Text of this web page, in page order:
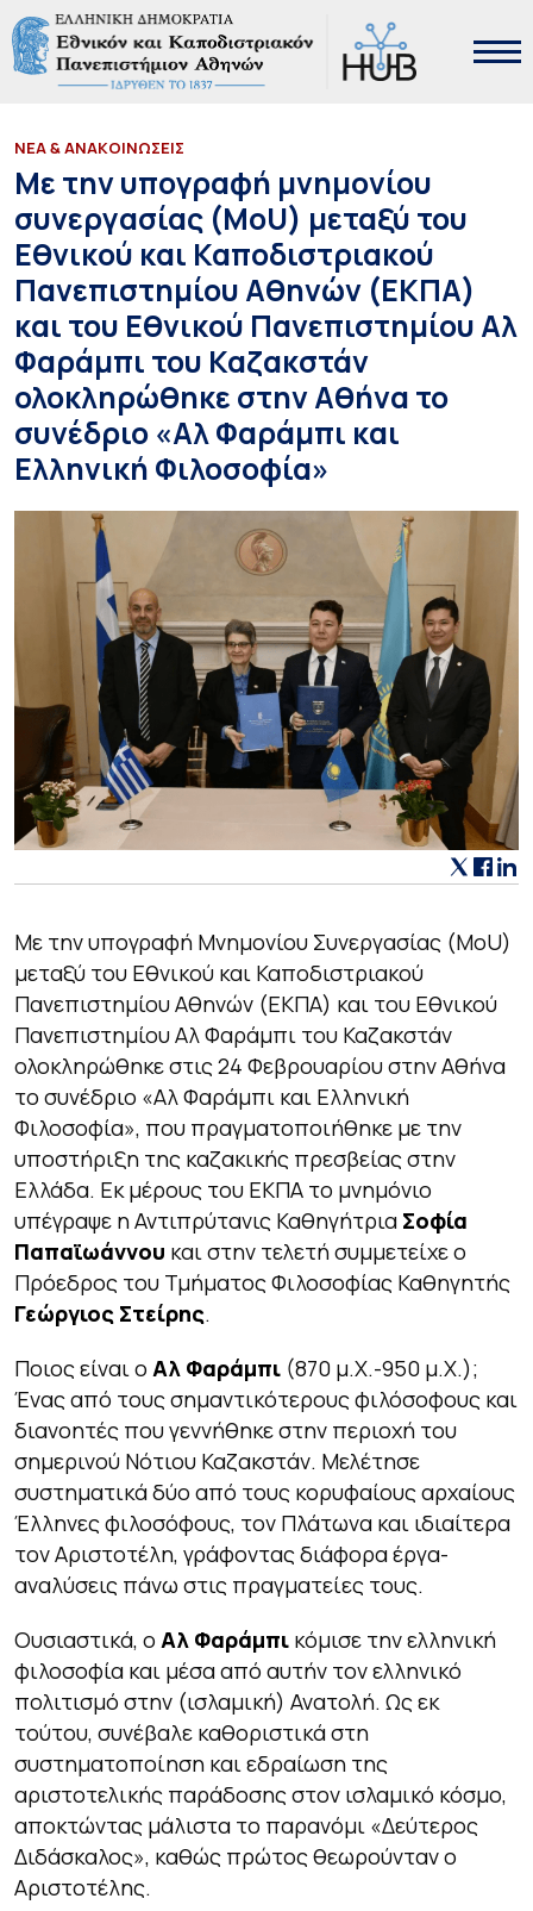
ΝΕΑ & ΑΝΑΚΟΙΝΩΣΕΙΣ
Με την υπογραφή μνημονίου
συνεργασίας (MoU) μεταξύ του
Εθνικού και Καποδιστριακού
Πανεπιστημίου Αθηνών (ΕΚΠΑ)
και του Εθνικού Πανεπιστημίου Αλ
Φαράμπι του Καζακστάν
ολοκληρώθηκε στην Αθήνα το
συνέδριο «Αλ Φαράμπι και
Ελληνική Φιλοσοφία»
Με την υπογραφή Μνημονίου Συνεργασίας (MoU)
μεταξύ του Εθνικού και Καποδιστριακού
Πανεπιστημίου Αθηνών (ΕΚΠΑ) και του Εθνικού
Πανεπιστημίου Αλ Φαράμπι του Καζακστάν
ολοκληρώθηκε στις 24 Φεβρουαρίου στην Αθήνα
το συνέδριο «Αλ Φαράμπι και Ελληνική
Φιλοσοφία», που πραγματοποιήθηκε με την
υποστήριξη της καζακικής πρεσβείας στην
Ελλάδα. Εκ μέρους του ΕΚΠΑ το μνημόνιο
υπέγραψε η Αντιπρύτανις Καθηγήτρια Σοφία
Παπαϊωάννου και στην τελετή συμμετείχε ο
Πρόεδρος του Τμήματος Φιλοσοφίας Καθηγητής
Γεώργιος Στείρης.
Ποιος είναι ο Αλ Φαράμπι (870 μ.Χ.-950 μ.Χ.);
Ένας από τους σημαντικότερους φιλόσοφους και
διανοητές που γεννήθηκε στην περιοχή του
σημερινού Νότιου Καζακστάν. Μελέτησε
συστηματικά δύο από τους κορυφαίους αρχαίους
Έλληνες φιλοσόφους, τον Πλάτωνα και ιδιαίτερα
τον Αριστοτέλη, γράφοντας διάφορα έργα-
αναλύσεις πάνω στις πραγματείες τους.
Ουσιαστικά, ο Αλ Φαράμπι κόμισε την ελληνική
φιλοσοφία και μέσα από αυτήν τον ελληνικό
πολιτισμό στην (ισλαμική) Ανατολή. Ως εκ
τούτου, συνέβαλε καθοριστικά στη
συστηματοποίηση και εδραίωση της
αριστοτελικής παράδοσης στον ισλαμικό κόσμο,
αποκτώντας μάλιστα το παρανόμι «Δεύτερος
Διδάσκαλος», καθώς πρώτος θεωρούνταν ο
Αριστοτέλης.